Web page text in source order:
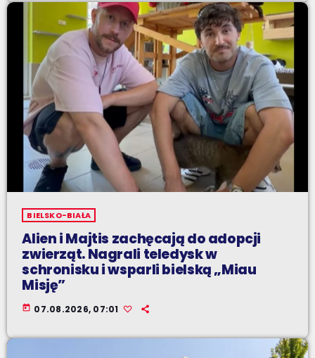
BIELSKO-BIAŁA
Alien i Majtis zachęcają do adopcji
zwierząt. Nagrali teledysk w
schronisku i wsparli bielską „Miau
Misję”
today 07.08.2026, 07:01